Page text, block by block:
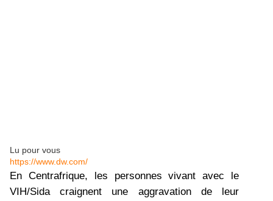
Lu pour vous
https://www.dw.com/
En Centrafrique, les personnes vivant avec le
VIH/Sida craignent une aggravation de leur